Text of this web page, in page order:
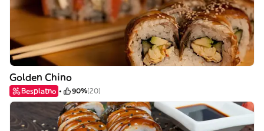
Golden Chino
Besplatno 90%(20)